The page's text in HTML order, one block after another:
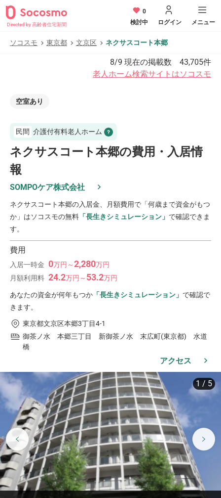
Directed by 高齢者住宅新聞
0
検討中
ログイン メニュー
ソコスモ 東京都 文京区 ネクサスコート本郷
8/9 現在の掲載数 43,705件
老人ホーム検索サイトはソコスモ
空室あり
民間 介護付有料老人ホーム
ネクサスコート本郷の費用・入居情
報
SOMPOケア株式会社
ネクサスコート本郷の入居金、月額費用で「何歳まで資金がもつ
か」はソコスモの無料 「長生きシミュレーション」 で確認できま
す。
費用
入居一時金 0万円 ～2,280万円
月額利用料 24.2万円 ～ 53.2万円
あなたの資金が何年もつか 「長生きシミュレーション」 で確認で
きます。
東京都文京区本郷3丁目4-1
御茶ノ水 本郷三丁目 新御茶ノ水 末広町(東京都) 水道
橋
アクセス
1 / 5